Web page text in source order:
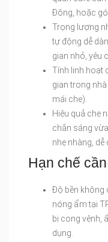
Đông, hoặc
Trọng lượng
tự động dễ
gian nhỏ, yêu
Tính linh hoạt
gian trong
mái che).
Hiệu quả che
chắn sáng
nhẹ nhàng, dễ
Hạn chế
Độ bền không
nóng ẩm tại
bị cong vênh,
dụng.